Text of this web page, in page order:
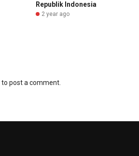
Republik Indonesia
2 year ago
to post a comment.